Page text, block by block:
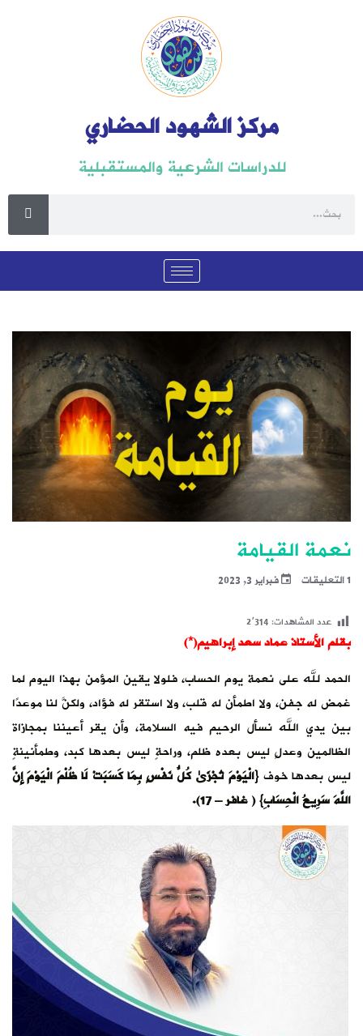
مركز الشهود الحضاري
للدراسات الشرعية والمستقبلية
نعمة القيامة
1 التعليقات فبراير 3, 2023
عدد المشاهدات:2٬314
بقلم الأستاذ عماد سعد إبراهيم(*)
الحمد لله على نعمة يوم الحساب، فلولا يقين المؤمن بهذا اليوم لما
غمض له جفن، ولا اطمأن له قلب، ولا استقر له فؤاد، ولكنَّ لنا موعدًا
بين يدي الله نسأل الرحيم فيه السلامة، وأن يقر أعيننا بمجازاة
الظالمين وعدلٍ ليس بعده ظلم، وراحةٍ ليس بعدها كبد، وطمأنينةٍ
ليس بعدها خوف{الْيَوْمَ تُجْزَىٰ كُلُّ نَفْسٍ بِمَا كَسَبَتْ لَا ظُلْمَ الْيَوْمَ إِنَّ
اللَّهَ سَرِيعُ الْحِسَابِ} ( غافر – 17).